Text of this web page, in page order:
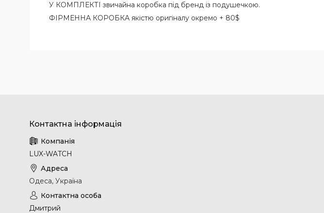
У КОМПЛЕКТІ звичайна коробка під бренд із подушечкою.
ФІРМЕННА КОРОБКА якістю оригіналу окремо + 80$
LUX-WATCH
Одеса, Україна
Дмитрий